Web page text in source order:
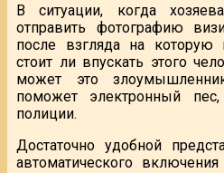
В ситуации, когда
отправить фотографию
после взгляда на
стоит ли впускать этого
может это
поможет электронный
полиции.
Достаточно удобной
автоматического